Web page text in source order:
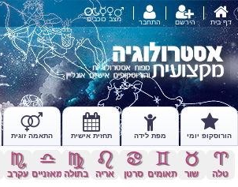
דף בית הירשם התחבר מצב כוכבים
הורוסקופ יומי מפת לידה תחזית אישית התאמה זוגית
a
טלה
s
שור
d
תאומים
f
סרטן
g
אריה
h
בתולה
j
מאזניים
k
עקרב